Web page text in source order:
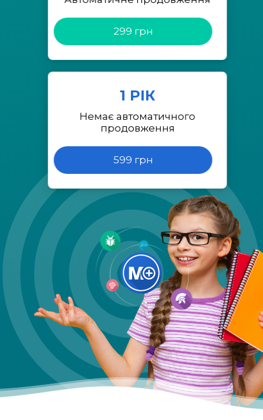
299 грн
1 РІК
Немає автоматичного
продовження
599 грн